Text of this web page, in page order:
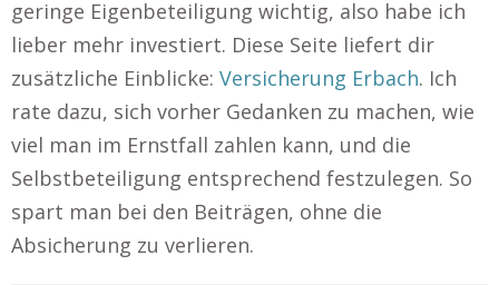
geringe Eigenbeteiligung wichtig, also habe ich
lieber mehr investiert. Diese Seite liefert dir
zusätzliche Einblicke: Versicherung Erbach. Ich
rate dazu, sich vorher Gedanken zu machen, wie
viel man im Ernstfall zahlen kann, und die
Selbstbeteiligung entsprechend festzulegen. So
spart man bei den Beiträgen, ohne die
Absicherung zu verlieren.